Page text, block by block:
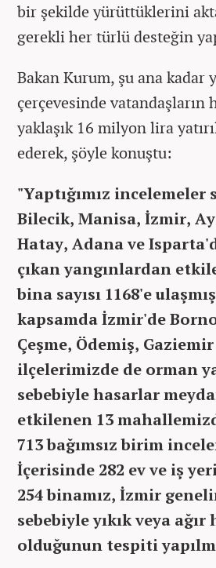
bir şekilde yürüttüklerini
gerekli her türlü desteğin
Bakan Kurum, şu ana kadar
çerçevesinde vatandaşların
yaklaşık 16 milyon lira
ederek, şöyle konuştu:
"Yaptığımız incelemeler
Bilecik, Manisa, İzmir,
Hatay, Adana ve
çıkan yangınlardan
bina sayısı 1168'e
kapsamda İzmir'de
Çeşme, Ödemiş,
ilçelerimizde de orman
sebebiyle hasarlar
etkilenen 13
713 bağımsız birim
İçerisinde 282 ev ve iş
254 binamız, İzmir
sebebiyle yıkık veya ağır
olduğunun tespiti